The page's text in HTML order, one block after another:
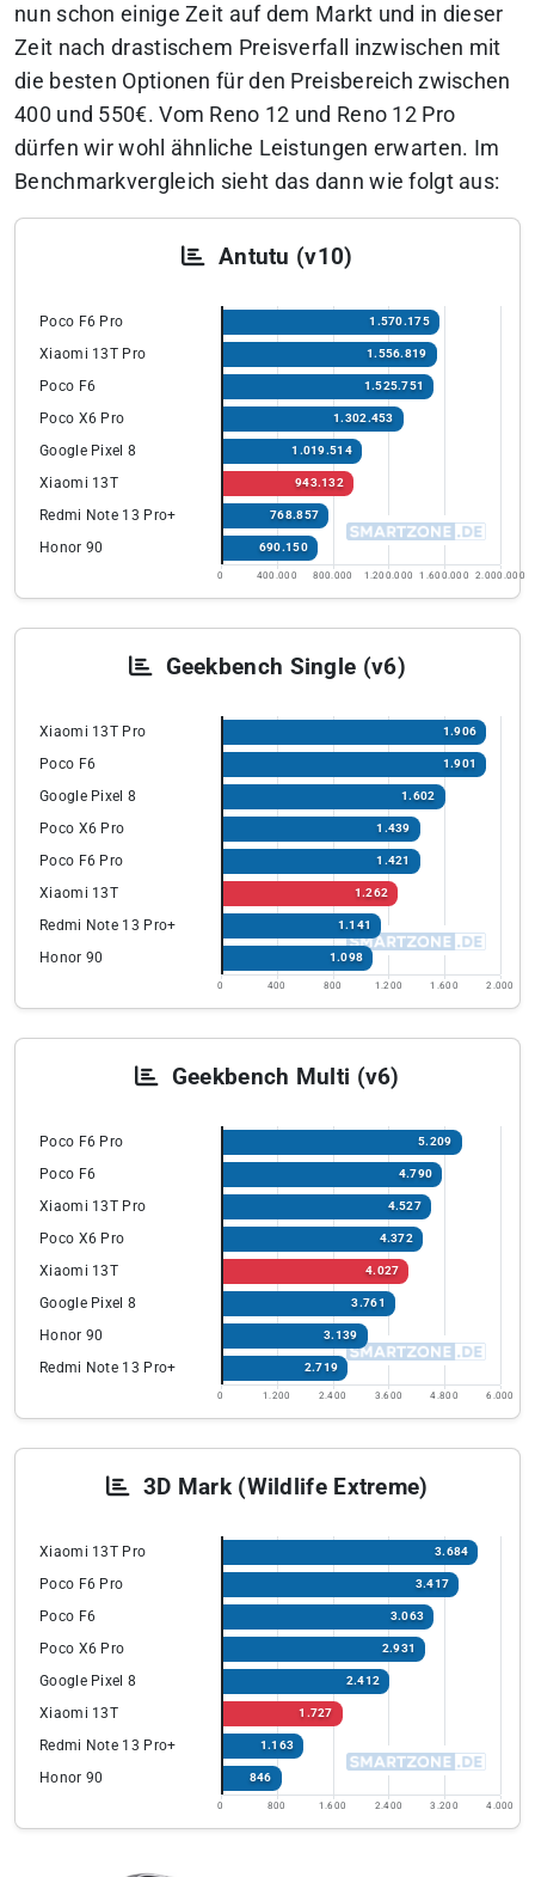
nun schon einige Zeit auf dem Markt und in dieser
Zeit nach drastischem Preisverfall inzwischen mit
die besten Optionen für den Preisbereich zwischen
400 und 550€. Vom Reno 12 und Reno 12 Pro
dürfen wir wohl ähnliche Leistungen erwarten. Im
Benchmarkvergleich sieht das dann wie folgt aus:
Antutu (v10)
Poco F6 Pro 1.570.175
Xiaomi 13T Pro 1.556.819
Poco F6 1.525.751
Poco X6 Pro 1.302.453
Google Pixel 8 1.019.514
Xiaomi 13T 943.132
Redmi Note 13 Pro+ 768.857
Honor 90 690.150
0 400.000 800.000 1.200.000 1.600.000 2.000.000
Geekbench Single (v6)
Xiaomi 13T Pro 1.906
Poco F6 1.901
Google Pixel 8 1.602
Poco X6 Pro 1.439
Poco F6 Pro 1.421
Xiaomi 13T 1.262
Redmi Note 13 Pro+ 1.141
Honor 90 1.098
0 400 800 1.200 1.600 2.000
Geekbench Multi (v6)
Poco F6 Pro 5.209
Poco F6 4.790
Xiaomi 13T Pro 4.527
Poco X6 Pro 4.372
Xiaomi 13T 4.027
Google Pixel 8 3.761
Honor 90 3.139
Redmi Note 13 Pro+ 2.719
0 1.200 2.400 3.600 4.800 6.000
3D Mark (Wildlife Extreme)
Xiaomi 13T Pro 3.684
Poco F6 Pro 3.417
Poco F6 3.063
Poco X6 Pro 2.931
Google Pixel 8 2.412
Xiaomi 13T 1.727
Redmi Note 13 Pro+ 1.163
Honor 90 846
0 800 1.600 2.400 3.200 4.000